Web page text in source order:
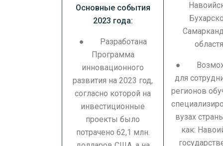
Основные события
2023 года:
● Разработана
Программа
инновационного
развития на 2023 год,
согласно которой на
инвестиционные
проекты было
потрачено 62,1 млн.
●
для
регионов
вузах
как: